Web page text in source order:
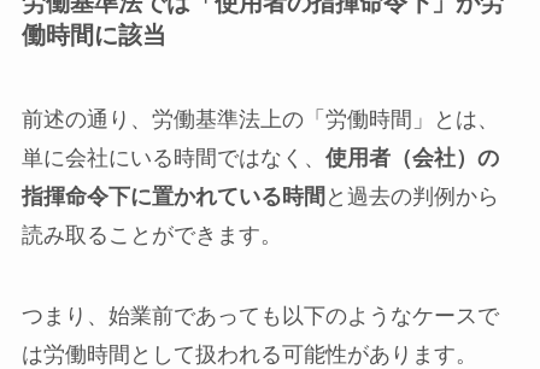
働時間に該当
前述の通り、労働基準法上の「労働時間」とは、
単に会社にいる時間ではなく、 使用者（会社）の
指揮命令下に置かれている時間 と過去の判例から
読み取ることができます。
つまり、始業前であっても以下のようなケースで
は労働時間として扱われる可能性があります。